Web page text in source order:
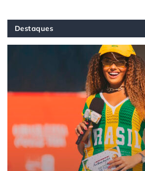
Destaques